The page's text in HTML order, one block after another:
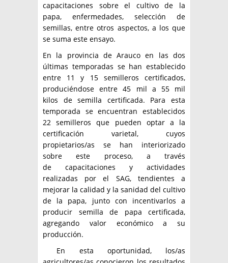
capacitaciones sobre el cultivo de la
papa, enfermedades, selección de
semillas, entre otros aspectos, a los que
se suma este ensayo.
En la provincia de Arauco en las dos
últimas temporadas se han establecido
entre 11 y 15 semilleros certificados,
produciéndose entre 45 mil a 55 mil
kilos de semilla certificada. Para esta
temporada se encuentran establecidos
22 semilleros que pueden optar a la
certificación varietal, cuyos
propietarios/as se han interiorizado
sobre este proceso, a través
de capacitaciones y actividades
realizadas por el SAG, tendientes a
mejorar la calidad y la sanidad del cultivo
de la papa, junto con incentivarlos a
producir semilla de papa certificada,
agregando valor económico a su
producción.
En esta oportunidad, los/as